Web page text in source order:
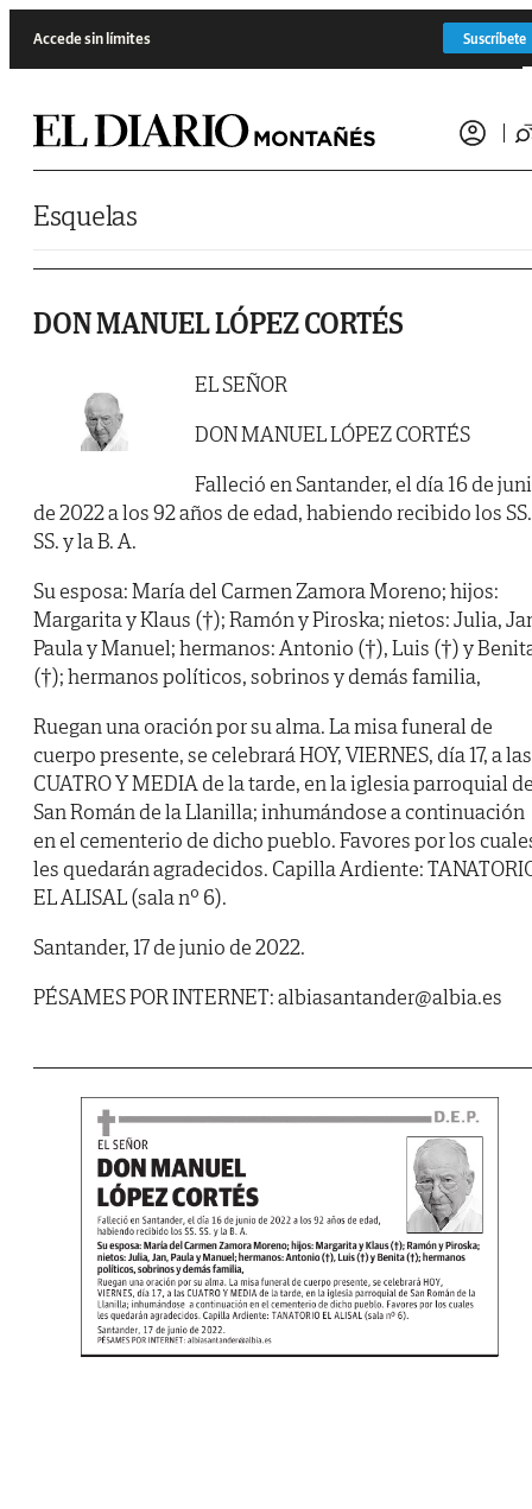
Accede sin límites Suscríbete
Esquelas
DON MANUEL LÓPEZ CORTÉS
EL SEÑOR
DON MANUEL LÓPEZ CORTÉS
Falleció en Santander, el día 16 de
de 2022 a los 92 años de edad, habiendo recibido los SS.
SS. y la B. A.
Su esposa: María del Carmen Zamora Moreno; hijos:
Margarita y Klaus (†); Ramón y Piroska; nietos: Julia,
Paula y Manuel; hermanos: Antonio (†), Luis (†) y
(†); hermanos políticos, sobrinos y demás familia,
Ruegan una oración por su alma. La misa funeral de
cuerpo presente, se celebrará HOY, VIERNES, día 17, a las
CUATRO Y MEDIA de la tarde, en la iglesia parroquial
San Román de la Llanilla; inhumándose a continuación
en el cementerio de dicho pueblo. Favores por los
les quedarán agradecidos. Capilla Ardiente:
EL ALISAL (sala nº 6).
Santander, 17 de junio de 2022.
PÉSAMES POR INTERNET: albiasantander@albia.es